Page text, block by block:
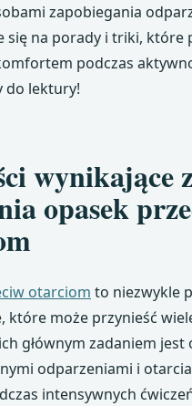
zapobiegania
się na porady i triki, które
podczas
do lektury!
wynikające
opasek
otarciom to niezwykle
które może przynieść
głównym zadaniem
odparzeniami i
intensywnych